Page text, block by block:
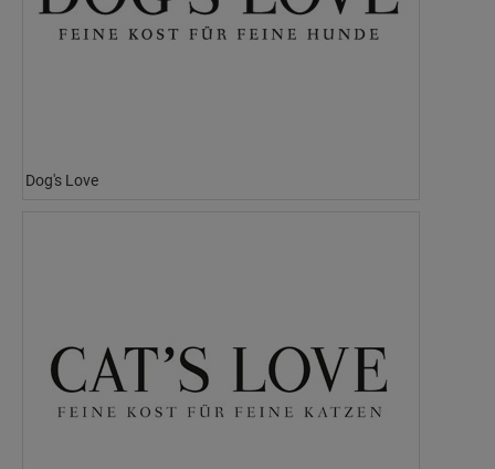
Dog's Love